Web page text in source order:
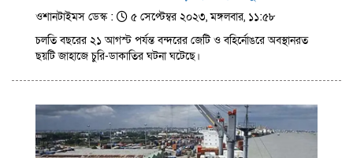
ওশানটাইমস ডেস্ক :
৫ সেপ্টেম্বর ২০২৩, মঙ্গলবার, ১১:৫৮
চলতি বছরের ২১ আগস্ট পর্যন্ত বন্দরের জেটি ও বহির্নোঙরে অবস্থানরত
ছয়টি জাহাজে চুরি-ডাকাতির ঘটনা ঘটেছে।